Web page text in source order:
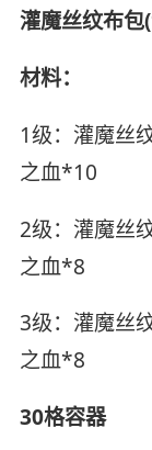
灌魔丝纹布包
材料：
1级：灌魔丝
之血*10
2级：灌魔丝
之血*8
3级：灌魔丝
之血*8
30格容器